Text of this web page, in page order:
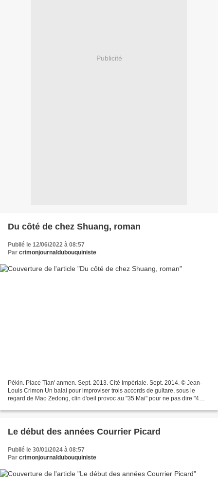
Publicité
Du côté de chez Shuang, roman
Publié le 12/06/2022 à 08:57
Par crimonjournaldubouquiniste
Pékin. Place Tian' anmen. Sept. 2013. Cité Impériale. Sept. 2014. © Jean-
Louis Crimon Un balai pour improviser trois accords de guitare, sous le
regard de Mao Zedong, clin d'oeil provoc au "35 Mai" pour ne pas dire "4
Le début des années Courrier Picard
Publié le 30/01/2024 à 08:57
Par crimonjournaldubouquiniste